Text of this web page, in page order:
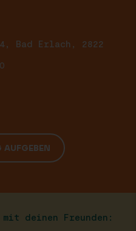
Bad Erlach, 2822
AUFGEBEN
deinen Freunden: